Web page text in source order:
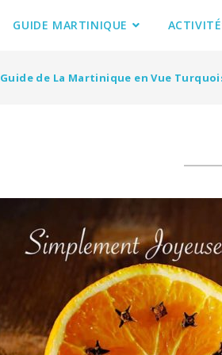
GUIDE MARTINIQUE
Guide de La Martinique en Vue